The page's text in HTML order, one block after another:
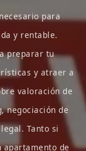
para
y rentable.
preparar tu
y atraer a
valoración de
negociación de
Tanto si
apartamento de